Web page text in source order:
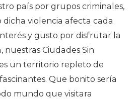
país por grupos criminales,
dicha violencia afecta cada
y gusto por disfrutar la
nuestras Ciudades Sin
un territorio repleto de
Que bonito sería
mundo que visitara